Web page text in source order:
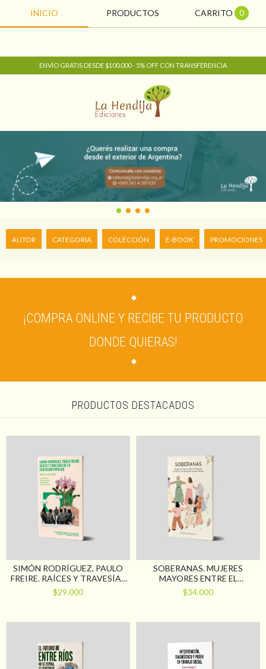
INICIO PRODUCTOS CARRITO 0
ENVÍO GRATIS DESDE $100.000 - 5% OFF CON TRANSFERENCIA
AUTOR CATEGORIA COLECCIÓN E-BOOK PROMOCIONES
¡COMPRA ONLINE Y RECIBE TU PRODUCTO
DONDE QUIERAS!
PRODUCTOS DESTACADOS
SIMÓN RODRÍGUEZ, PAULO
FREIRE. RAÍCES Y TRAVESÍAS
DE LA EDUCACIÓN POPULAR
$29.000
SOBERANAS. MUJERES
MAYORES ENTRE EL
DISCURSO SANITARIO Y LA
EDUCACIÓN SEXUAL
$34.000